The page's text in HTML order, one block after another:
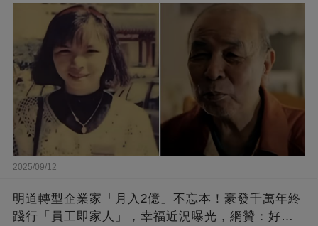
崩：真正的英雄不該被遺忘
2025/09/12
明道轉型企業家「月入2億」不忘本！豪發千萬年終
踐行「員工即家人」，幸福近況曝光，網贊：好老